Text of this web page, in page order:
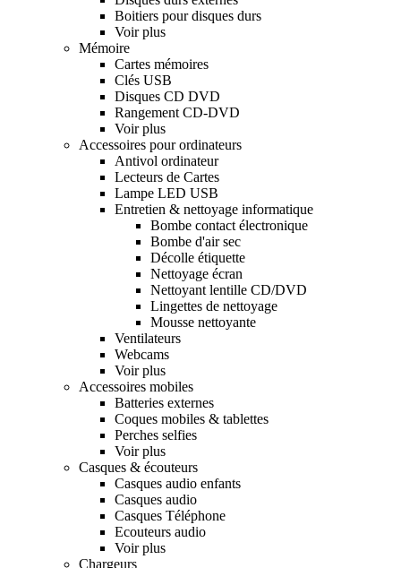
Boitiers pour disques durs
Voir plus
Mémoire
Cartes mémoires
Clés USB
Disques CD DVD
Rangement CD-DVD
Voir plus
Accessoires pour ordinateurs
Antivol ordinateur
Lecteurs de Cartes
Lampe LED USB
Entretien & nettoyage informatique
Bombe contact électronique
Bombe d'air sec
Décolle étiquette
Nettoyage écran
Nettoyant lentille CD/DVD
Lingettes de nettoyage
Mousse nettoyante
Ventilateurs
Webcams
Voir plus
Accessoires mobiles
Batteries externes
Coques mobiles & tablettes
Perches selfies
Voir plus
Casques & écouteurs
Casques audio enfants
Casques audio
Casques Téléphone
Ecouteurs audio
Voir plus
Chargeurs